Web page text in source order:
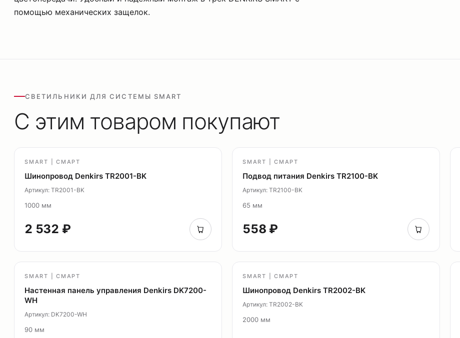
помощью механических защелок.
СВЕТИЛЬНИКИ ДЛЯ СИСТЕМЫ SMART
С этим товаром покупают
SMART | СМАРТ
Шинопровод Denkirs TR2001-BK
Артикул: TR2001-BK
1000 мм
2 532 ₽
SMART | СМАРТ
Подвод питания Denkirs TR2100-BK
Артикул: TR2100-BK
65 мм
558 ₽
SMART | СМАРТ
Настенная панель управления Denkirs DK7200-
WH
Артикул: DK7200-WH
90 мм
SMART | СМАРТ
Шинопровод Denkirs TR2002-BK
Артикул: TR2002-BK
2000 мм